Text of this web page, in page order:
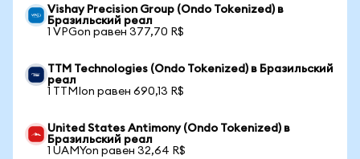
Vishay Precision Group (Ondo Tokenized) в
Бразильский реал
1 VPGon равен 377,70 R$
TTM Technologies (Ondo Tokenized) в Бразильский
реал
1 TTMIon равен 690,13 R$
United States Antimony (Ondo Tokenized) в
Бразильский реал
1 UAMYon равен 32,64 R$